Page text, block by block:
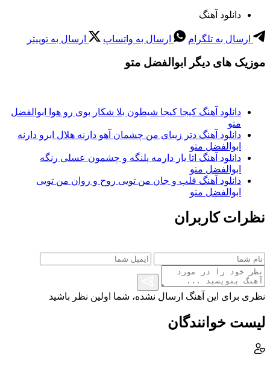
دانلود آهنگ
ارسال به تلگرام ارسال به واتساپ ارسال به توییتر
موزیک های دیگر ابوالفضل متو
دانلود آهنگ کیجا کیجا شیطون بلا شکار بوی رو هوا ابوالفضل
متو
دانلود آهنگ دتر زیبای من چشمان آهو دارنه هلال ابرو دارنه
ابوالفضل متو
دانلود آهنگ اتا یار دارمه پلنگه و چشمون عسلی رنگه
ابوالفضل متو
دانلود آهنگ قلب و جان من تویی روح و روان من تویی
ابوالفضل متو
نظرات کاربران
نظری برای این آهنگ ارسال نشده، شما اولین نظر باشید
لیست خوانندگان